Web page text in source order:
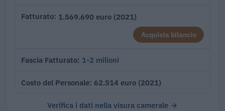
Fatturato 1.569.690 euro (2021)
Acquista bilancio
Fascia Fatturato 1-2 milioni
Costo del Personale 62.514 euro (2021)
Verifica i dati nella visura camerale →